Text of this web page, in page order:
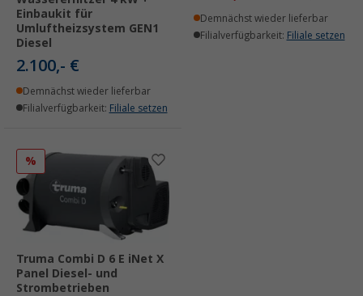
Einbaukit für
Umluftheizsystem GEN1
Diesel
2.100,- €
Demnächst wieder lieferbar
Filialverfügbarkeit: Filiale setzen
Demnächst wieder lieferbar
Filialverfügbarkeit: Filiale setzen
%
Truma Combi D 6 E iNet X
Panel Diesel- und
Strombetrieben